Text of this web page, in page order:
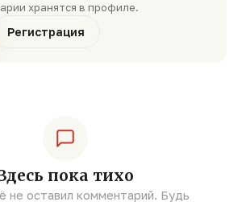
хранятся в профиле.
Регистрация
пока тихо
не оставил комментарий. Будь